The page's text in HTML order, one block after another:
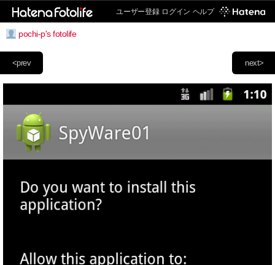
ユーザー登録 ログイン ヘルプ
pochi-p's fotolife
next>
<prev